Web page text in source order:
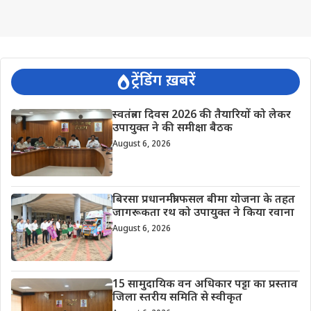
ट्रेंडिंग ख़बरें
स्वतंत्रता दिवस 2026 की तैयारियों को लेकर
उपायुक्त ने की समीक्षा बैठक
August 6, 2026
बिरसा प्रधानमंत्री फसल बीमा योजना के तहत
जागरूकता रथ को उपायुक्त ने किया रवाना
August 6, 2026
15 सामुदायिक वन अधिकार पट्टा का प्रस्ताव
जिला स्तरीय समिति से स्वीकृत